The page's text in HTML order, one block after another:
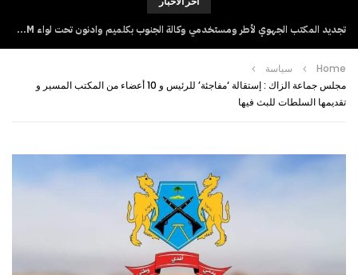
تجديد المكتب الجهوي لأطر ومستخدمي وكالة الجنوب بكلميم وادنون تحت لواء UGTM
Home
سياسة
مجلس جماعة الزاك : إستقالة ‘مفاجئة’ للرئيس و 10 أعضاء من المكتب المسير و
تقديمها السلطات للبث فيها